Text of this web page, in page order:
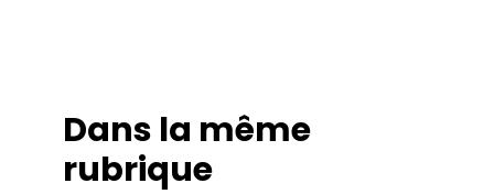
Dans la même
rubrique